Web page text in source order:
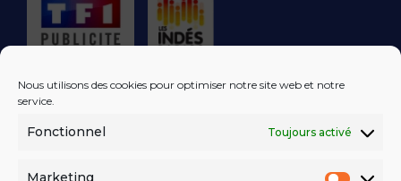
Nous utilisons des cookies pour optimiser notre site web et notre
service.
Fonctionnel Toujours activé
Marketing
RÉGIE PUBLICITAIRE
LES EXCLUS
DANS VOTRE